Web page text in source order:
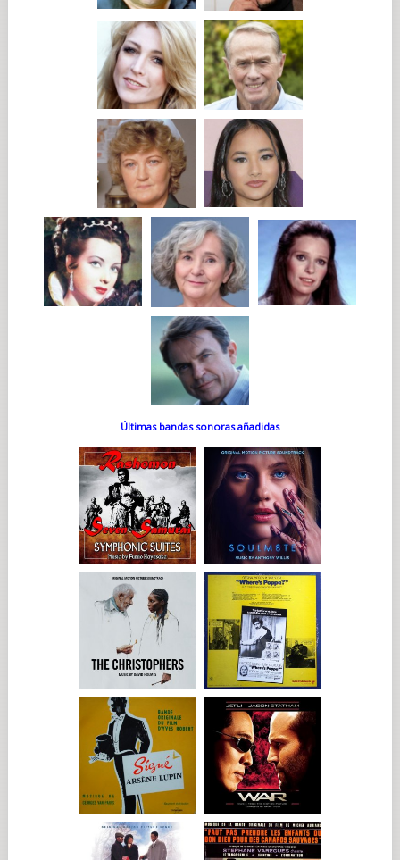
Últimas bandas sonoras añadidas